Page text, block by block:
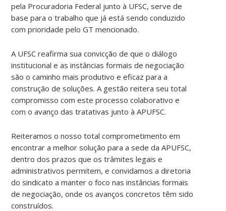
pela Procuradoria Federal junto à UFSC, serve de
base para o trabalho que já está sendo conduzido
com prioridade pelo GT mencionado.
A UFSC reafirma sua convicção de que o diálogo
institucional e as instâncias formais de negociação
são o caminho mais produtivo e eficaz para a
construção de soluções. A gestão reitera seu total
compromisso com este processo colaborativo e
com o avanço das tratativas junto à APUFSC.
Reiteramos o nosso total comprometimento em
encontrar a melhor solução para a sede da APUFSC,
dentro dos prazos que os trâmites legais e
administrativos permitem, e convidamos a diretoria
do sindicato a manter o foco nas instâncias formais
de negociação, onde os avanços concretos têm sido
construídos.